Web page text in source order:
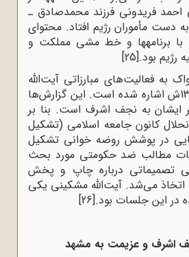
احمد فریدونی فرزند محمدصادق ـ
دست مأموران رژیم افتاد. محتوای
با برنامه‍ها و خط مشی مملکت و
رژیم بود.[25]
به فعالیت‌های مبارزاتی آیت‌الله
مشکینی در سال 1345ش اشاره شده است. این گزارش‌ها
ایشان به نجف اشرف است. بنا بر
کانون جامعه اسلامی (تشکیل
در پوشش روضه خوانی تشکیل
مطالب ضد حکومتی مورد بحث
تصمیماتی درباره چاپ و پخش
اتخاذ می‌شد. آیت‌الله مشکینی یکی
در این جلسات بود.[26]
اشرف و عزیمت به مشهد